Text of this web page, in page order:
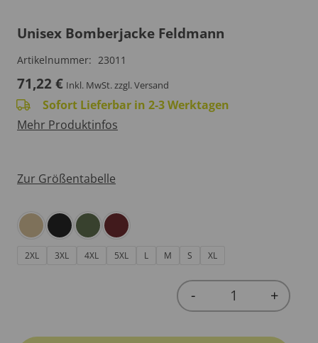
Unisex Bomberjacke Feldmann
Artikelnummer: 23011
71,22€ Inkl. MwSt.zzgl. Versand
Sofort Lieferbar in 2-3 Werktagen
Mehr Produktinfos
Zur Größentabelle
2XL 3XL 4XL 5XL L M S XL
Quantity
- +